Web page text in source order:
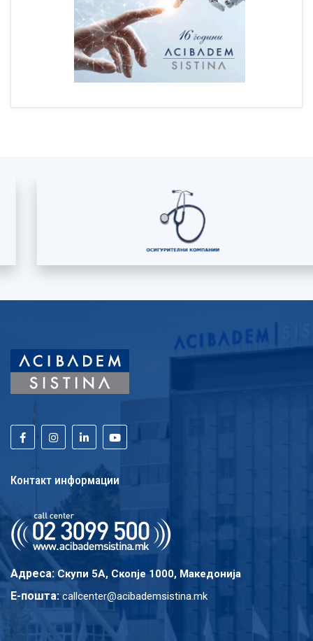
Контакт информации
Адреса: Скупи 5A, Скопје 1000, Македонија
E-пошта: callcenter@acibademsistina.mk